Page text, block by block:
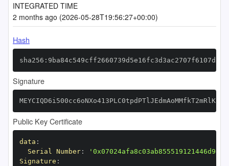
INTEGRATED TIME
2 months ago (2026-05-28T19:56:27+00:00)
Hash
Signature
Public Key Certificate
data :
Serial Number:
Signature :